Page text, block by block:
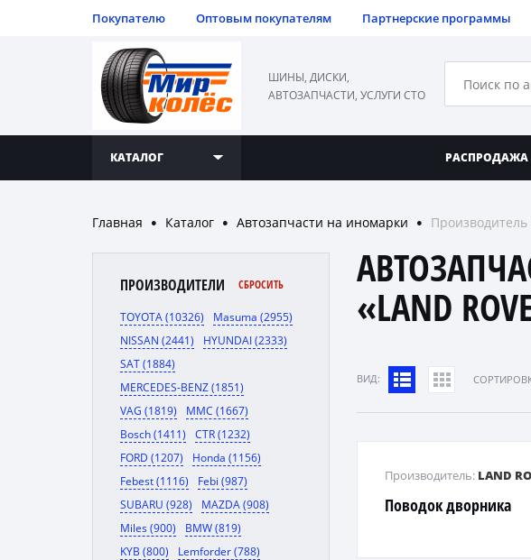
Покупателю Оптовым покупателям Партнерские программы
ШИНЫ, ДИСКИ,
АВТОЗАПЧАСТИ, УСЛУГИ СТО
КАТАЛОГ РАСПРОДАЖА
Главная ● Каталог ● Автозапчасти на иномарки ● Производитель
ПРОИЗВОДИТЕЛИ СБРОСИТЬ
TOYOTA (10326)
Masuma (2955)
NISSAN (2441)
HYUNDAI (2333)
SAT (1884)
MERCEDES-BENZ (1851)
VAG (1819)
MMC (1667)
Bosch (1411)
CTR (1232)
FORD (1207)
Honda (1156)
Febest (1116)
Febi (987)
SUBARU (928)
MAZDA (908)
Miles (900)
BMW (819)
KYB (800)
Lemforder (788)
«LAND
ВИД:
Поводок дворника
Производитель: LAND